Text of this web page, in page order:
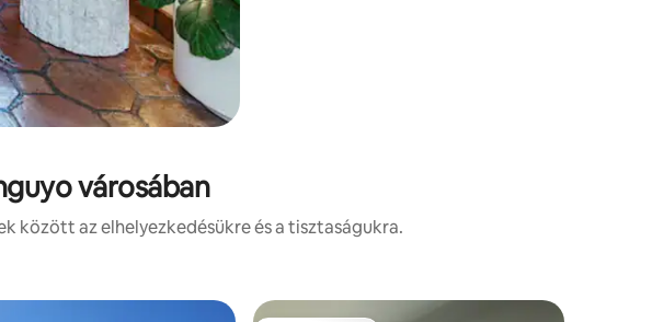
városában
között az elhelyezkedésükre és a tisztaságukra.